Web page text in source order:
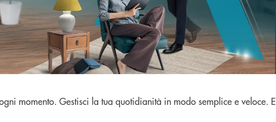
momento. Gestisci la tua quotidianità in modo semplice e veloce.